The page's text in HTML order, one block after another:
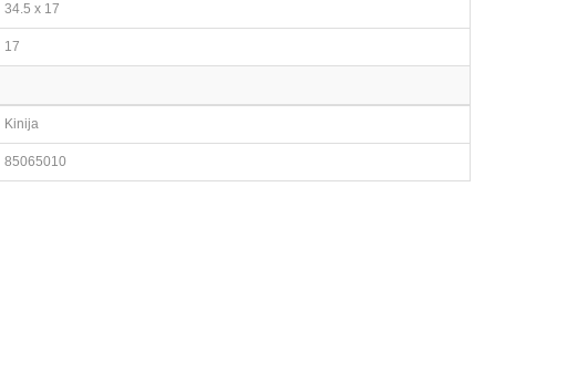
34.5 x 17
17
Kinija
85065010